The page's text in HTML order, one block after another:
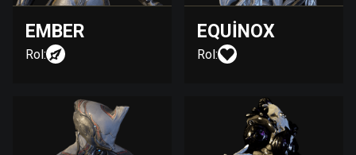
EMBER
Rol:
EQUINOX
Rol: